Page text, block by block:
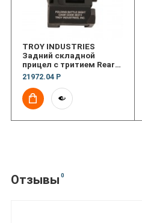
TROY INDUSTRIES
Задний складной
прицел с тритием Rear
Tritium Battle Sight -
Black
21972.04 Р
Отзывы 0